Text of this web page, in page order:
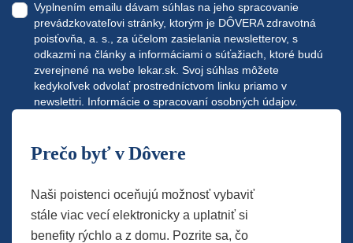
Vyplnením emailu dávam súhlas na jeho spracovanie
prevádzkovateľovi stránky, ktorým je DÔVERA zdravotná
poisťovňa, a. s., za účelom zasielania newsletterov, s
odkazmi na články a informáciami o súťažiach, ktoré budú
zverejnené na webe lekar.sk . Svoj súhlas môžete
kedykoľvek odvolať prostredníctvom linku priamo v
newslettri. Informácie o spracovaní osobných údajov.
Prečo byť v Dôvere
Naši poistenci oceňujú možnosť vybaviť
stále viac vecí elektronicky a uplatniť si
benefity rýchlo a z domu. Pozrite sa, čo